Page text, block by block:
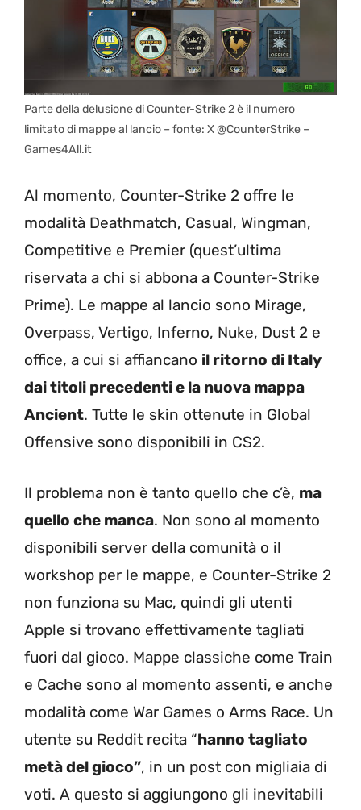
Parte della delusione di Counter-Strike 2 è il numero
limitato di mappe al lancio – fonte: X @CounterStrike –
Games4All.it
Al momento, Counter-Strike 2 offre le
modalità Deathmatch, Casual, Wingman,
Competitive e Premier (quest’ultima
riservata a chi si abbona a Counter-Strike
Prime). Le mappe al lancio sono Mirage,
Overpass, Vertigo, Inferno, Nuke, Dust 2 e
office, a cui si affiancano il ritorno di Italy
dai titoli precedenti e la nuova mappa
Ancient. Tutte le skin ottenute in Global
Offensive sono disponibili in CS2.
Il problema non è tanto quello che c’è, ma
quello che manca. Non sono al momento
disponibili server della comunità o il
workshop per le mappe, e Counter-Strike 2
non funziona su Mac, quindi gli utenti
Apple si trovano effettivamente tagliati
fuori dal gioco. Mappe classiche come Train
e Cache sono al momento assenti, e anche
modalità come War Games o Arms Race. Un
utente su Reddit recita “hanno tagliato
metà del gioco”, in un post con migliaia di
voti. A questo si aggiungono gli inevitabili